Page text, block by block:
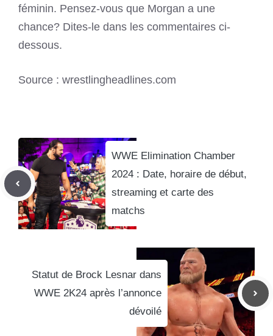
féminin. Pensez-vous que Morgan a une
chance? Dites-le dans les commentaires ci-
dessous.
Source : wrestlingheadlines.com
WWE Elimination Chamber
2024 : Date, horaire de début,
streaming et carte des
matchs
Statut de Brock Lesnar dans
WWE 2K24 après l’annonce
dévoilé